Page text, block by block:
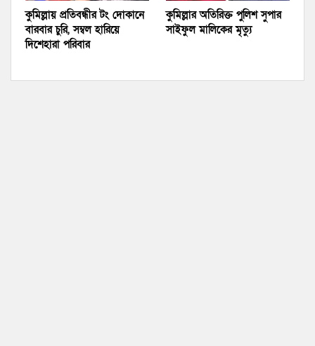
কুমিল্লায় প্রতিবন্ধীর টং দোকানে
বারবার চুরি, সম্বল হারিয়ে
দিশেহারা পরিবার
কুমিল্লার অতিরিক্ত পুলিশ সুপার
সাইফুল মালিকের মৃত্যু